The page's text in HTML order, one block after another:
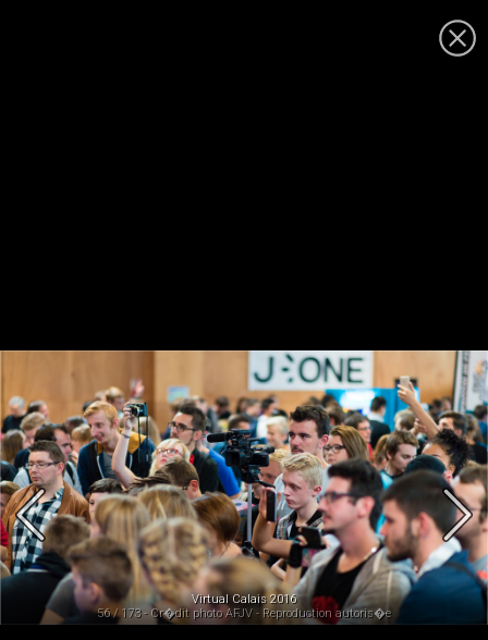
Virtual Calais 2016
56 / 173 - Cr�dit photo AFJV - Reproduction autoris�e